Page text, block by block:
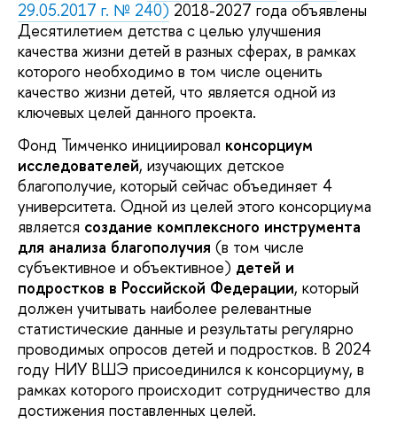
29.05.2017 г. № 240) 2018-2027 года объявлены
Десятилетием детства c целью улучшения
качества жизни детей в разных сферах, в рамках
которого необходимо в том числе оценить
качество жизни детей, что является одной из
ключевых целей данного проекта.
Фонд Тимченко инициировал консорциум
исследователей, изучающих детское
благополучие, который сейчас объединяет 4
университета. Одной из целей этого консорциума
является создание комплексного инструмента
для анализа благополучия (в том числе
субъективное и объективное) детей и
подростков в Российской Федерации, который
должен учитывать наиболее релевантные
статистические данные и результаты регулярно
проводимых опросов детей и подростков. В 2024
году НИУ ВШЭ присоединился к консорциуму, в
рамках которого происходит сотрудничество для
достижения поставленных целей.